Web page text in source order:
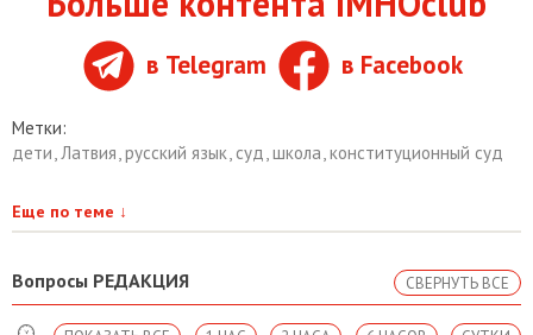
в Telegram в Facebook
Метки:
дети Латвия русский язык суд школа конституционный суд
Еще по теме ↓
Вопросы РЕДАКЦИЯ СВЕРНУТЬ ВСЕ